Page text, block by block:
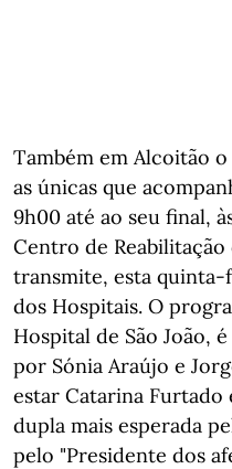
Também em Alcoitão o
as únicas que
9h00 até ao seu final,
Centro de
transmite, esta quinta-
dos Hospitais. O
Hospital de São João,
por Sónia Araújo e
estar Catarina Furtado
dupla mais esperada
pelo "Presidente dos